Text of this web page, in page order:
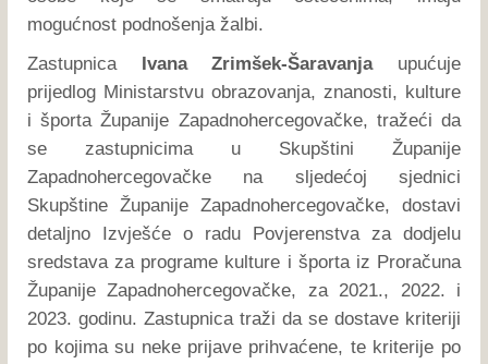
mogućnost podnošenja žalbi.
Zastupnica
Ivana Zrimšek-Šaravanjaupućuje
prijedlog Ministarstvu obrazovanja, znanosti, kulture
i športa Županije Zapadnohercegovačke, tražeći da
se zastupnicima u Skupštini Županije
Zapadnohercegovačke na sljedećoj sjednici
Skupštine Županije Zapadnohercegovačke, dostavi
detaljno Izvješće o radu Povjerenstva za dodjelu
sredstava za programe kulture i športa iz Proračuna
Županije Zapadnohercegovačke, za 2021., 2022. i
2023. godinu. Zastupnica traži da se dostave kriteriji
po kojima su neke prijave prihvaćene, te kriterije po